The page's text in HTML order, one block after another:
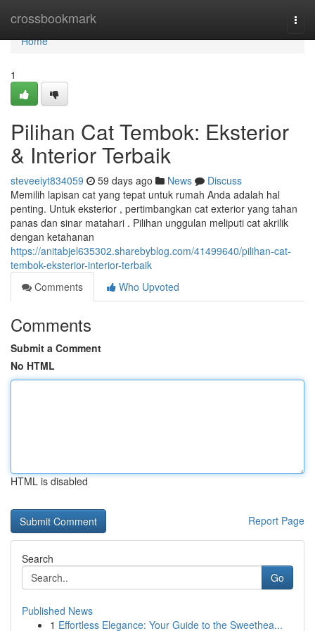
crossbookmark
Home
Home
1
Pilihan Cat Tembok: Eksterior
& Interior Terbaik
steveeiyt834059 59 days ago News
Discuss
Memilih lapisan cat yang tepat untuk rumah Anda adalah hal
penting. Untuk eksterior , pertimbangkan cat exterior yang tahan
panas dan sinar matahari . Pilihan unggulan meliputi cat akrilik
dengan ketahanan
https://anitabjel635302.sharebyblog.com/41499640/pilihan-cat-
tembok-eksterior-interior-terbaik
Comments
Who Upvoted
Comments
Submit a Comment
No HTML
HTML is disabled
Report Page
Search
Go
Published News
1 Effortless Elegance: Your Guide to the Sweethea...